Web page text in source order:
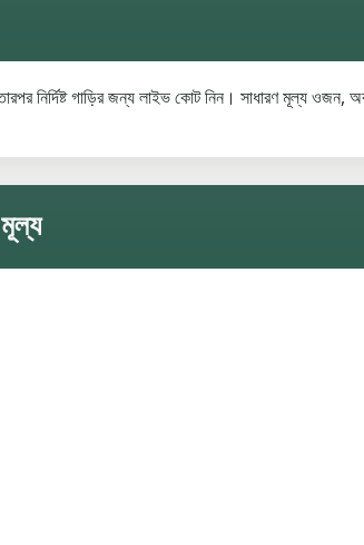
গাড়ির জন্য লাইভ কোট নিন। সাধারণ মূল্য ওজন,